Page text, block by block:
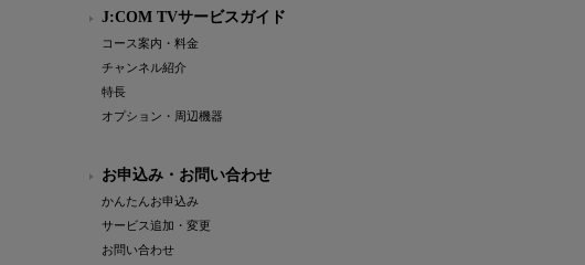
J:COM TVサービスガイド
コース案内・料金
チャンネル紹介
特長
オプション・周辺機器
お申込み・お問い合わせ
かんたんお申込み
サービス追加・変更
お問い合わせ